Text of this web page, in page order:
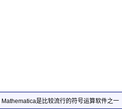
Mathematica是比较流行的符号运算软件之一